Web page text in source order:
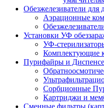
Обезжелезиватели для
Аэрационные
Установки УФ
УФ-
Комплектующие
Пурифайры и
Сорбционные
Картриджи и
Сменные фильтры